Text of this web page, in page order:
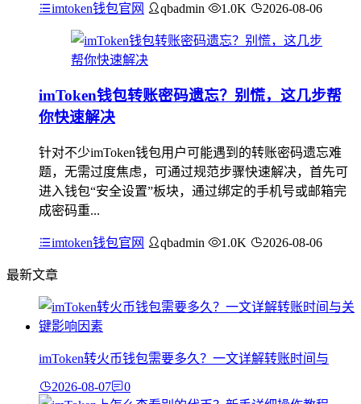
imtoken钱包官网 qbadmin 1.0K 2026-08-06
imToken钱包转账密码遗忘？别慌，这几步帮
你快速解决
针对不少imToken钱包用户可能遇到的转账密码遗忘难
题，无需过度焦虑，可通过规范步骤快速解决，首先可
进入钱包“安全设置”板块，通过绑定的手机号或邮箱完
成密码重...
imtoken钱包官网 qbadmin 1.0K 2026-08-06
最新文章
imToken转火币钱包需要多久？一文详解转账时间与
2026-08-07 0